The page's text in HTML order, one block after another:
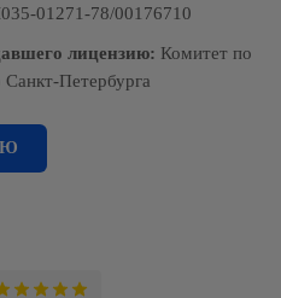
01271-78/00176710
лицензию: Комитет по
Петербурга